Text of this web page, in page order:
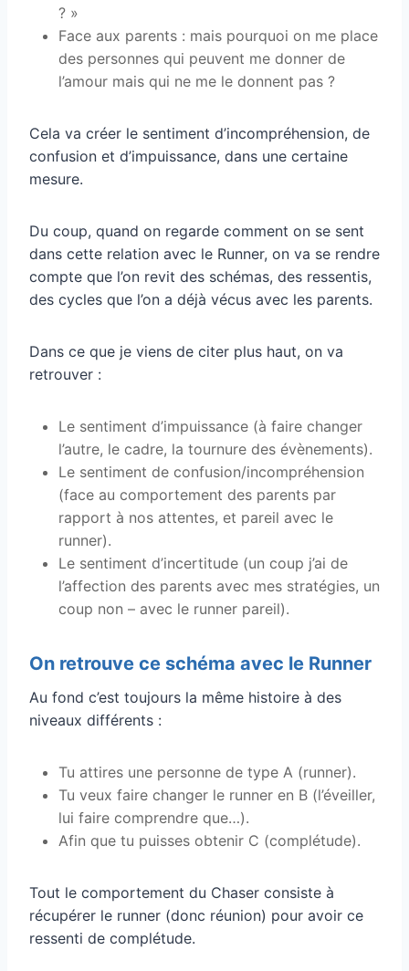
? »
Face aux parents : mais pourquoi on me place
des personnes qui peuvent me donner de
l’amour mais qui ne me le donnent pas ?
Cela va créer le sentiment d’incompréhension, de
confusion et d’impuissance, dans une certaine
mesure.
Du coup, quand on regarde comment on se sent
dans cette relation avec le Runner, on va se rendre
compte que l’on revit des schémas, des ressentis,
des cycles que l’on a déjà vécus avec les parents.
Dans ce que je viens de citer plus haut, on va
retrouver :
Le sentiment d’impuissance (à faire changer
l’autre, le cadre, la tournure des évènements).
Le sentiment de confusion/incompréhension
(face au comportement des parents par
rapport à nos attentes, et pareil avec le
runner).
Le sentiment d’incertitude (un coup j’ai de
l’affection des parents avec mes stratégies, un
coup non – avec le runner pareil).
On retrouve ce schéma avec le Runner
Au fond c’est toujours la même histoire à des
niveaux différents :
Tu attires une personne de type A (runner).
Tu veux faire changer le runner en B (l’éveiller,
lui faire comprendre que…).
Afin que tu puisses obtenir C (complétude).
Tout le comportement du Chaser consiste à
récupérer le runner (donc réunion) pour avoir ce
ressenti de complétude.